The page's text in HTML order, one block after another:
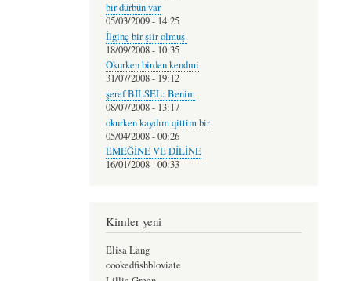
bir dürbün var
05/03/2009 - 14:25
İlginç bir şiir olmuş.
18/09/2008 - 10:35
Okurken birden kendmi
31/07/2008 - 19:12
şeref BİLSEL: Benim
08/07/2008 - 13:17
okurken kaydım qittim bir
05/04/2008 - 00:26
EMEĞİNE VE DİLİNE
16/01/2008 - 00:33
Kimler yeni
Elisa Lang
cookedfishbloviate